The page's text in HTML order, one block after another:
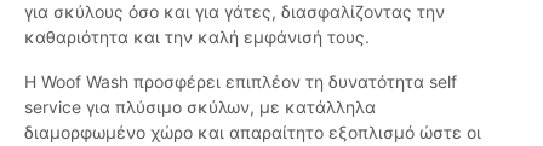
για σκύλους όσο και για γάτες, διασφαλίζοντας την
καθαριότητα και την καλή εμφάνισή τους.
Η Woof Wash προσφέρει επιπλέον τη δυνατότητα self
service για πλύσιμο σκύλων, με κατάλληλα
διαμορφωμένο χώρο και απαραίτητο εξοπλισμό ώστε οι